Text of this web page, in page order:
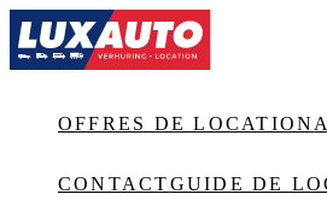
Jump to main content
OFFRES DE LOCATION
CONTACTGUIDE DE